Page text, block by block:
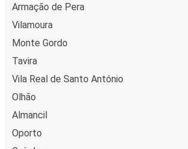
Armação de Pera
Vilamoura
Monte Gordo
Tavira
Vila Real de Santo António
Olhão
Almancil
Oporto